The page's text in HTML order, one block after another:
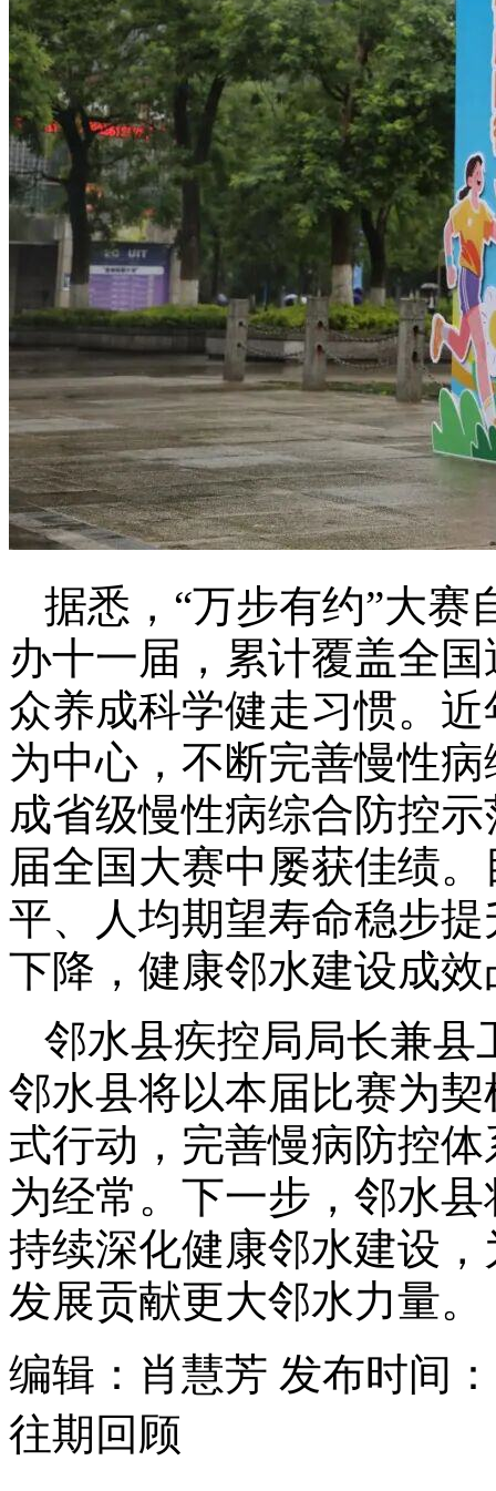
据悉，“万步有约”大赛
办十一届，累计覆盖全
众养成科学健走习惯。
为中心，不断完善慢性
成省级慢性病综合防控
届全国大赛中屡获佳绩
平、人均期望寿命稳步
下降，健康邻水建设成效
邻水县疾控局局长兼县
邻水县将以本届比赛为
式行动，完善慢病防控
为经常。下一步，邻水
持续深化健康邻水建设
发展贡献更大邻水力量。
编辑：肖慧芳 发布时间
往期回顾